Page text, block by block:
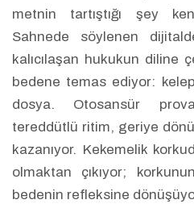
metnin tartıştığı şey
Sahnede söylenen
kalıcılaşan hukukun diline
bedene temas ediyor:
dosya. Otosansür
tereddütlü ritim, geriye
kazanıyor. Kekemelik
olmaktan çıkıyor;
bedenin refleksine